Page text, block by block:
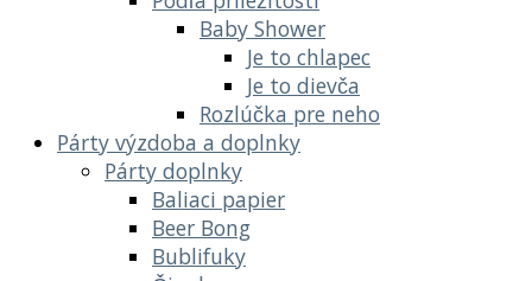
Baby Shower
Je to chlapec
Je to dievča
Rozlúčka pre neho
Párty výzdoba a doplnky
Párty doplnky
Baliaci papier
Beer Bong
Bublifuky